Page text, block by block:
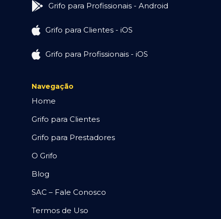
Grifo para Profissionais - Android
Grifo para Clientes - iOS
Grifo para Profissionais - iOS
Navegação
Home
Grifo para Clientes
Grifo para Prestadores
O Grifo
Blog
SAC – Fale Conosco
Termos de Uso